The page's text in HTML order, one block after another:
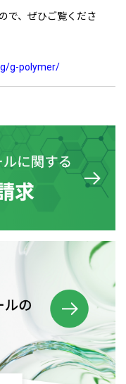
で、ぜひご覧くださ
g-polymer/